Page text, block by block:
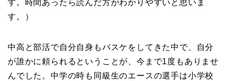
す。時間あったら読んだ方がわかりやすいと思いま
す。）
中高と部活で自分自身もバスケをしてきた中で、自分
が誰かに頼られるということが、今まで1度もありませ
んでした。中学の時も同級生のエースの選手は小学校